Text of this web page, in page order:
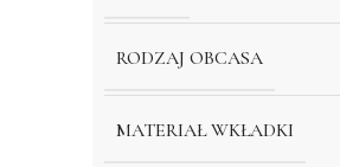
RODZAJ OBCASA
MATERIAŁ WKŁADKI